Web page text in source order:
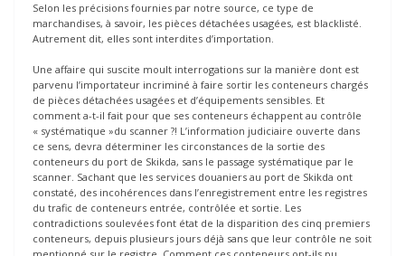
Selon les précisions fournies par notre source, ce type de
marchandises, à savoir, les pièces détachées usagées, est blacklisté.
Autrement dit, elles sont interdites d’importation.
Une affaire qui suscite moult interrogations sur la manière dont est
parvenu l’importateur incriminé à faire sortir les conteneurs chargés
de pièces détachées usagées et d’équipements sensibles. Et
comment a-t-il fait pour que ses conteneurs échappent au contrôle
« systématique »du scanner ?! L’information judiciaire ouverte dans
ce sens, devra déterminer les circonstances de la sortie des
conteneurs du port de Skikda, sans le passage systématique par le
scanner. Sachant que les services douaniers au port de Skikda ont
constaté, des incohérences dans l’enregistrement entre les registres
du trafic de conteneurs entrée, contrôlée et sortie. Les
contradictions soulevées font état de la disparition des cinq premiers
conteneurs, depuis plusieurs jours déjà sans que leur contrôle ne soit